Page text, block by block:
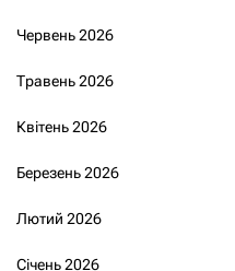
Червень 2026
Травень 2026
Квітень 2026
Березень 2026
Лютий 2026
Січень 2026